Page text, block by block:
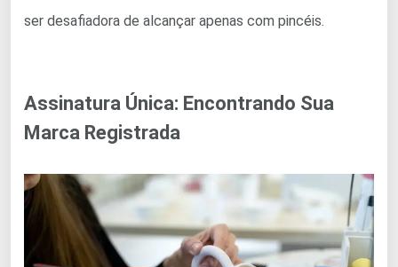
ser desafiadora de alcançar apenas com pincéis.
Assinatura Única: Encontrando Sua
Marca Registrada